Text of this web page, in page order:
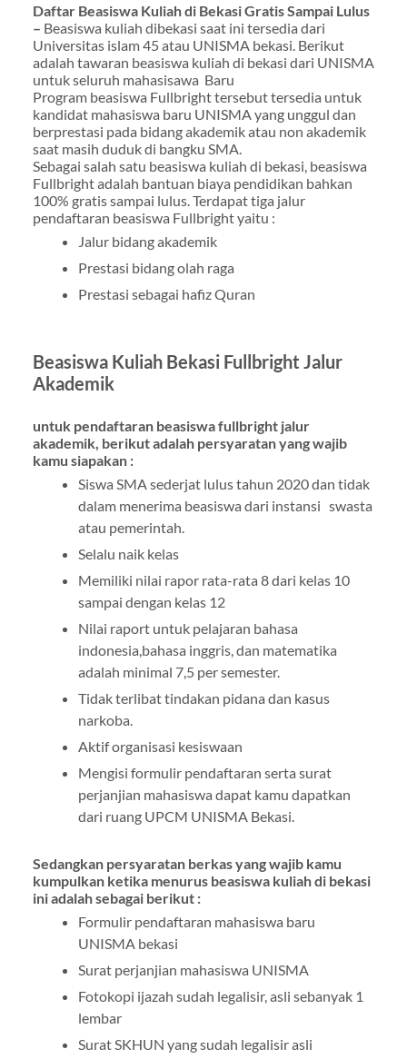
Daftar Beasiswa Kuliah di Bekasi Gratis Sampai Lulus
– Beasiswa kuliah dibekasi saat ini tersedia dari
Universitas islam 45 atau UNISMA bekasi. Berikut
adalah tawaran beasiswa kuliah di bekasi dari UNISMA
untuk seluruh mahasisawa Baru
Program beasiswa Fullbright tersebut tersedia untuk
kandidat mahasiswa baru UNISMA yang unggul dan
berprestasi pada bidang akademik atau non akademik
saat masih duduk di bangku SMA.
Sebagai salah satu beasiswa kuliah di bekasi, beasiswa
Fullbright adalah bantuan biaya pendidikan bahkan
100% gratis sampai lulus. Terdapat tiga jalur
pendaftaran beasiswa Fullbright yaitu :
Jalur bidang akademik
Prestasi bidang olah raga
Prestasi sebagai hafiz Quran
Beasiswa Kuliah Bekasi Fullbright Jalur
Akademik
untuk pendaftaran beasiswa fullbright jalur
akademik, berikut adalah persyaratan yang wajib
kamu siapakan :
Siswa SMA sederjat lulus tahun 2020 dan tidak
dalam menerima beasiswa dari instansi swasta
atau pemerintah.
Selalu naik kelas
Memiliki nilai rapor rata-rata 8 dari kelas 10
sampai dengan kelas 12
Nilai raport untuk pelajaran bahasa
indonesia,bahasa inggris, dan matematika
adalah minimal 7,5 per semester.
Tidak terlibat tindakan pidana dan kasus
narkoba.
Aktif organisasi kesiswaan
Mengisi formulir pendaftaran serta surat
perjanjian mahasiswa dapat kamu dapatkan
dari ruang UPCM UNISMA Bekasi.
Sedangkan persyaratan berkas yang wajib kamu
kumpulkan ketika menurus beasiswa kuliah di bekasi
ini adalah sebagai berikut :
Formulir pendaftaran mahasiswa baru
UNISMA bekasi
Surat perjanjian mahasiswa UNISMA
Fotokopi ijazah sudah legalisir, asli sebanyak 1
lembar
Surat SKHUN yang sudah legalisir asli